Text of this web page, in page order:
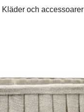
Kläder och accessoarer